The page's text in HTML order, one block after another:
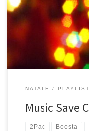
selezione di canzoni che
fanno molto Natale o
che mentre si fanno gli
NATALE PLAYLIST
Music Save
2Pac Boosta